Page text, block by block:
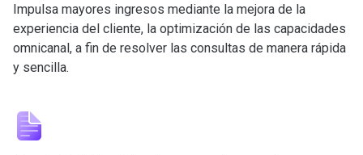
Impulsa mayores ingresos mediante la mejora de la
experiencia del cliente, la optimización de las capacidades
omnicanal, a fin de resolver las consultas de manera rápida
y sencilla.